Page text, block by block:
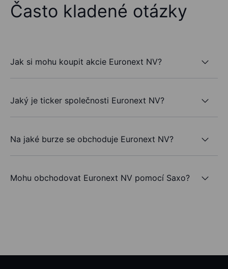
Často kladené otázky
Jak si mohu koupit akcie Euronext NV?
Jaký je ticker společnosti Euronext NV?
Na jaké burze se obchoduje Euronext NV?
Mohu obchodovat Euronext NV pomocí Saxo?